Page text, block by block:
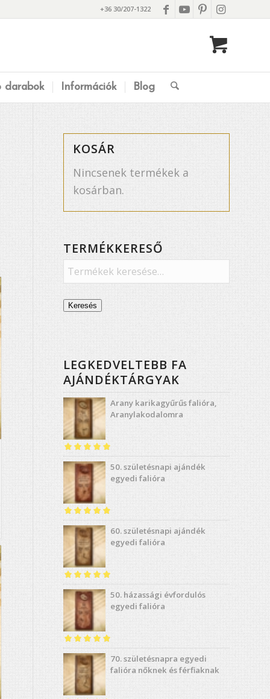
+36 30/207-1322
darabok Információk Blog
KOSÁR
Nincsenek termékek a
kosárban.
TERMÉKKERESŐ
Keresés
LEGKEDVELTEBB FA
AJÁNDÉKTÁRGYAK
Arany karikagyűrűs falióra,
Aranylakodalomra
Értékelés:4.98
50. születésnapi ajándék
egyedi falióra
Értékelés:5.00
60. születésnapi ajándék
egyedi falióra
Értékelés:5.00
50. házassági évfordulós
egyedi falióra
Értékelés:5.00
70. születésnapra egyedi
falióra nőknek és férfiaknak